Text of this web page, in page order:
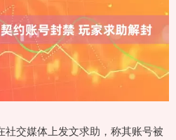
社交媒体上发文求助，称其账号被